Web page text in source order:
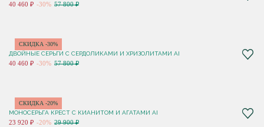
40 460 ₽ -30% 57 800 ₽
СКИДКА -30%
ДВОЙНЫЕ СЕРЬГИ С СЕРДОЛИКАМИ И ХРИЗОЛИТАМИ AI
40 460 ₽ -30% 57 800 ₽
СКИДКА -20%
МОНОСЕРЬГА КРЕСТ С КИАНИТОМ И АГАТАМИ AI
23 920 ₽ -20% 29 900 ₽